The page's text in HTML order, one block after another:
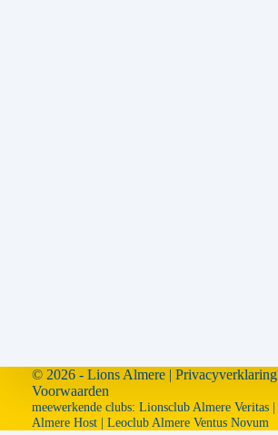
© 2026 - Lions Almere | Privacyverklaring
Voorwaarden
meewerkende clubs: Lionsclub Almere Veritas |
Almere Host | Leoclub Almere Ventus Novum